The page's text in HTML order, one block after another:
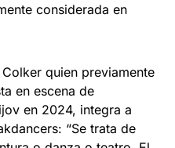
considerada en
quien previamente
en escena de
en 2024, integra a
“Se trata de